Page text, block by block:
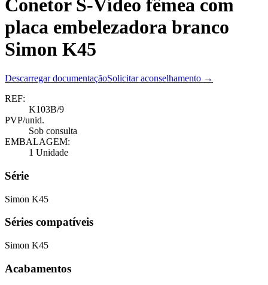
Conetor S-Vídeo fêmea com
placa embelezadora branco
Simon K45
Descarregar documentaçãoSolicitar aconselhamento →
REF:
K103B/9
PVP/unid.
Sob consulta
EMBALAGEM:
1 Unidade
Série
Simon K45
Séries compatíveis
Simon K45
Acabamentos